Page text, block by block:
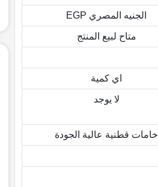
الجنيه المصري EGP
متاح لبيع المنتج
اي كمية
لا يوجد
خامات قطنية عالية الجودة